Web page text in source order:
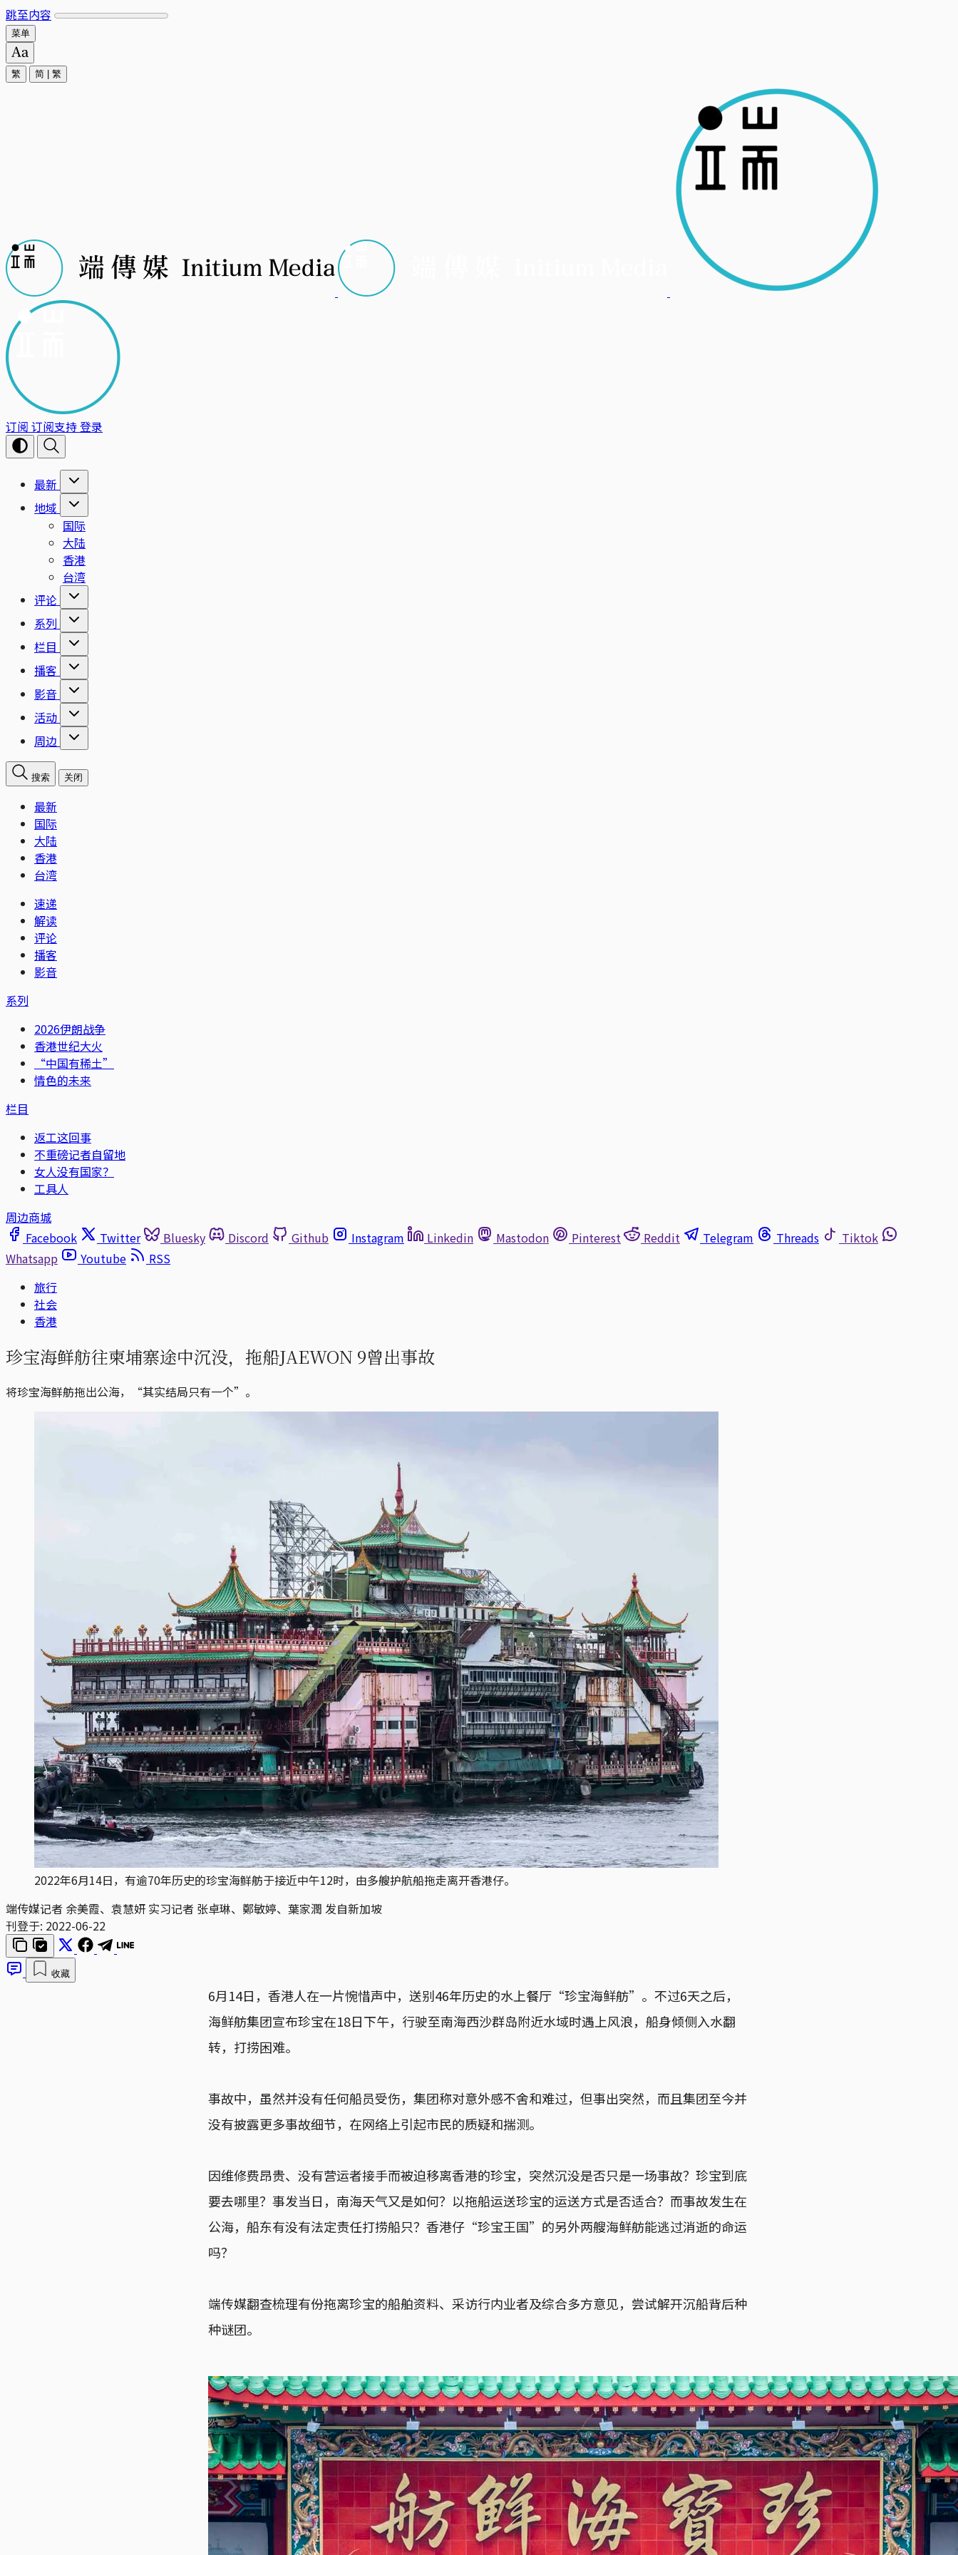
跳至内容
菜单
繁 简 繁
订阅 订阅支持登录
最新
地域
国际
大陆
香港
台湾
评论
系列
栏目
播客
影音
活动
周边
搜索 关闭
最新
国际
大陆
香港
台湾
速递
解读
评论
播客
影音
系列
2026伊朗战争
香港世纪大火
“中国有稀土”
情色的未来
栏目
返工这回事
不重磅记者自留地
女人没有国家？
工具人
周边商城
Facebook
Twitter Bluesky Discord Github Instagram Linkedin Mastodon Pinterest Reddit Telegram Threads
Tiktok
Whatsapp
Youtube
RSS
旅行
社会
香港
珍宝海鲜舫往柬埔寨途中沉没，拖船JAEWON 9曾出事故
将珍宝海鲜舫拖出公海，“其实结局只有一个”。
2022年6月14日，有逾70年历史的珍宝海鲜舫于接近中午12时，由多艘护航船拖走离开香港仔。
端传媒记者 余美霞、袁慧妍 实习记者 张卓琳、鄭敏婷、葉家潤 发自新加坡
刊登于: 2022-06-22
收藏
6月14日，香港人在一片惋惜声中，送别46年历史的水上餐厅“珍宝海鲜舫”。不过6天之后，
海鲜舫集团宣布珍宝在18日下午，行驶至南海西沙群岛附近水域时遇上风浪，船身倾侧入水翻
转，打捞困难。
事故中，虽然并没有任何船员受伤，集团称对意外感不舍和难过，但事出突然，而且集团至今并
没有披露更多事故细节，在网络上引起市民的质疑和揣测。
因维修费昂贵、没有营运者接手而被迫移离香港的珍宝，突然沉没是否只是一场事故？珍宝到底
要去哪里？事发当日，南海天气又是如何？以拖船运送珍宝的运送方式是否适合？而事故发生在
公海，船东有没有法定责任打捞船只？香港仔“珍宝王国”的另外两艘海鲜舫能逃过消逝的命运
吗？
端传媒翻查梳理有份拖离珍宝的船舶资料、采访行内业者及综合多方意见，尝试解开沉船背后种
种谜团。